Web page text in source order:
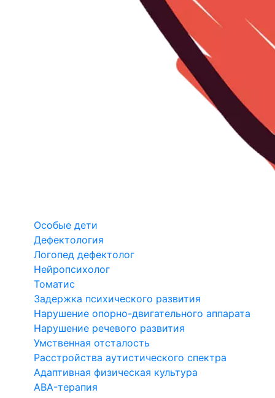
Особые дети
Дефектология
Логопед дефектолог
Нейропсихолог
Томатис
Задержка психического развития
Нарушение опорно-двигательного аппарата
Нарушение речевого развития
Умственная отсталость
Расстройства аутистического спектра
Адаптивная физическая культура
ABA-терапия